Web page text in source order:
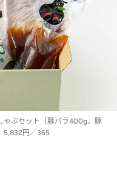
ゃぶセット［豚バラ400g、豚
5,832円／365